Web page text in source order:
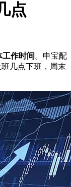
点
作时间 。申宝配
几点下班，周末